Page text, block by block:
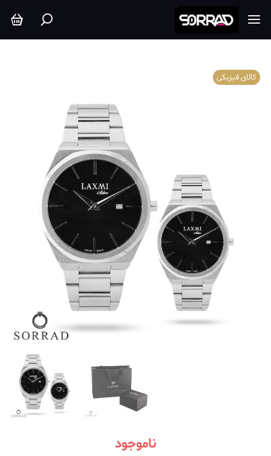
کالای فیزیکی
ناموجود